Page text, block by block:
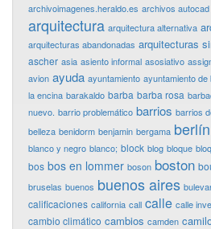
archivoimagenes.heraldo.es archivos autocad
arquitectura arquitectura alternativa
arquitecturas abandonadas arquitecturas
ascher asia asiento informal asosiativo
avion ayuda ayuntamiento ayuntamiento de
la encina barakaldo barba barba rosa
nuevo. barrio problemático barrios barrios
belleza benidorm benjamin bergama berlín
blanco y negro blanco; block blog bloque
bos bos en lommer boson boston
bruselas buenos buenos aires
calificaciones california call calle calle
cambio climático cambios camden